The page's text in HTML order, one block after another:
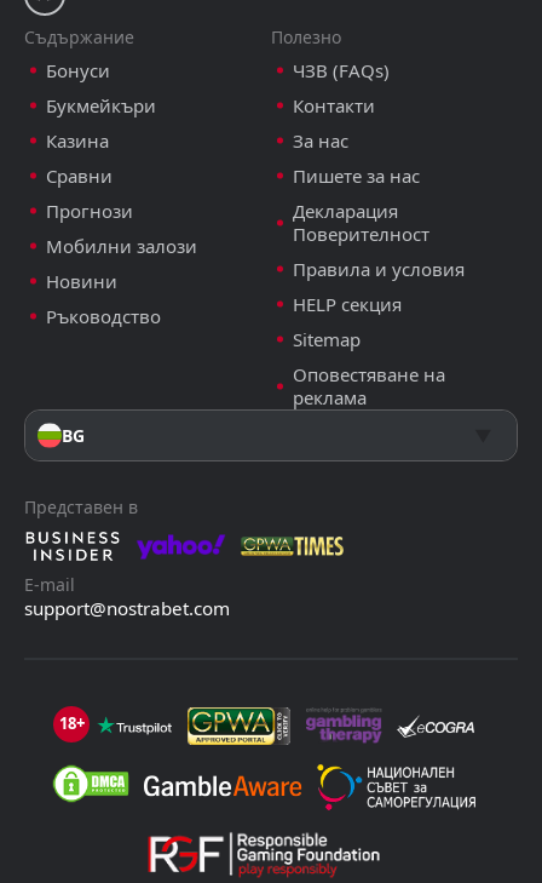
Съдържание
Бонуси
Букмейкъри
Казина
Сравни
Прогнози
Мобилни залози
Новини
Ръководство
Полезно
ЧЗВ (FAQs)
Контакти
За нас
Пишете за нас
Декларация
Поверителност
Правила и условия
HELP секция
Sitemap
Оповестяване на
реклама
BG
Представен в
E-mail
support@nostrabet.com
18+